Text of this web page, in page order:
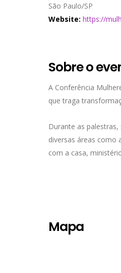
São Paulo/SP
Website: https://
Sobre o
A Conferência
que traga
Durante as
diversas áreas como
com a casa,
Mapa